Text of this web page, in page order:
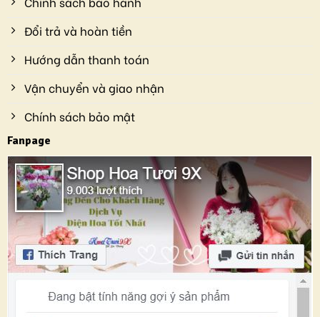
Đổi trả và hoàn tiền
Hướng dẫn thanh toán
Vận chuyển và giao nhận
Chính sách bảo mật
Fanpage